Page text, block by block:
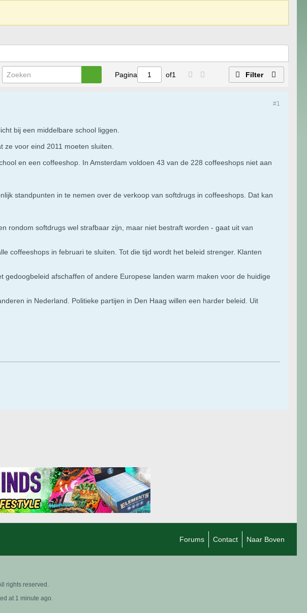
Pagina of1 Filter
#1
bij een middelbare school liggen.
voor eind 2011 moeten sluiten.
en een coffeeshop. In Amsterdam voldoen 43 van de 228 coffeeshops niet aan
standpunten in te nemen over de verkoop van softdrugs in coffeeshops. Dat kan
rondom softdrugs wel strafbaar zijn, maar niet bestraft worden - gaat uit van
coffeeshops in februari te sluiten. Tot die tijd wordt het beleid strenger. Klanten
afschaffen of andere Europese landen warm maken voor de huidige
in Nederland. Politieke partijen in Den Haag willen een harder beleid. Uit
Forums Contact Naar Boven
rights reserved.
at 1 minute ago.